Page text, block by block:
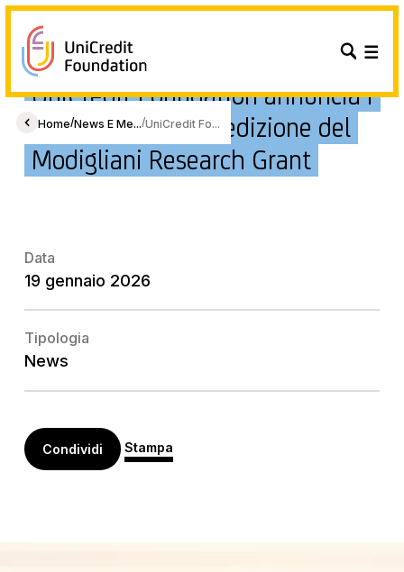
Home/News E Me.../UniCredit Fo...
UniCredit Foundation annuncia i
vincitori della 16ª edizione del
Modigliani Research Grant
Data
19 gennaio 2026
Tipologia
News
Condividi Stampa